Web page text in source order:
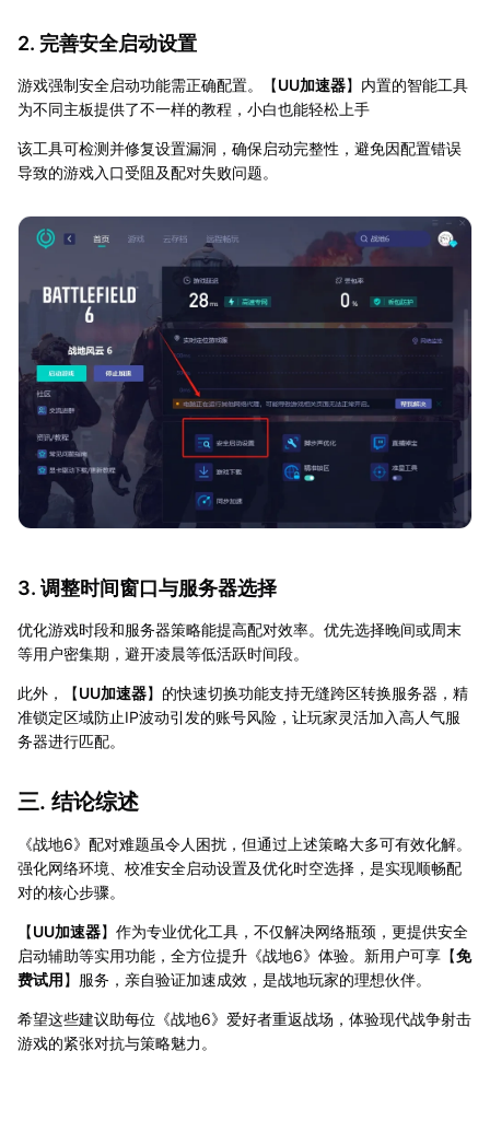
2. 完善安全启动设置
游戏强制安全启动功能需正确配置。【UU加速器】内置的智能工具
为不同主板提供了不一样的教程，小白也能轻松上手
该工具可检测并修复设置漏洞，确保启动完整性，避免因配置错误
导致的游戏入口受阻及配对失败问题。
3. 调整时间窗口与服务器选择
优化游戏时段和服务器策略能提高配对效率。优先选择晚间或周末
等用户密集期，避开凌晨等低活跃时间段。
此外，【UU加速器】的快速切换功能支持无缝跨区转换服务器，精
准锁定区域防止IP波动引发的账号风险，让玩家灵活加入高人气服
务器进行匹配。
三. 结论综述
《战地6》配对难题虽令人困扰，但通过上述策略大多可有效化解。
强化网络环境、校准安全启动设置及优化时空选择，是实现顺畅配
对的核心步骤。
【UU加速器】作为专业优化工具，不仅解决网络瓶颈，更提供安全
启动辅助等实用功能，全方位提升《战地6》体验。新用户可享【免
费试用】服务，亲自验证加速成效，是战地玩家的理想伙伴。
希望这些建议助每位《战地6》爱好者重返战场，体验现代战争射击
游戏的紧张对抗与策略魅力。